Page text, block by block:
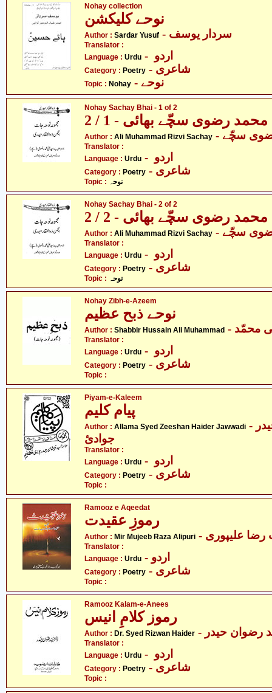
Nohay collection
Author : Sardar Yusuf
Translator :
Language : Urdu
Category : Poetry - شاعری
Topic : Nohay
Nohay Sachay Bhai - 1 of 2
رضوی سچّے بھائی - 1 / 2
Author : Ali Muhammad Rizvi Sachay سچّے
Translator :
Language : Urdu
Category : Poetry - شاعری
Topic : نوحہ
Nohay Sachay Bhai - 2 of 2
رضوی سچّے بھائی - 2 / 2
Author : Ali Muhammad Rizvi Sachay سچّے
Translator :
Language : Urdu
Category : Poetry - شاعری
Topic : نوحہ
Nohay Zibh-e-Azeem
نوحے ذبح عظیم
Author : Shabbir Hussain Ali Muhammad
Translator :
Language : Urdu
Category : Poetry - شاعری
Topic :
Piyam-e-Kaleem
پیام کلیم
Author : Allama Syed Zeeshan Haider Jawwadi - علامہ سیّد ذیشان حیدر
جوادئ
Translator :
Language : Urdu
Category : Poetry - شاعری
Topic :
Ramooz e Aqeedat
رموزِ عقیدت
Author : Mir Mujeeb Raza Alipuri رضا علیپوری
Translator :
Language : Urdu - اردو
Category : Poetry - شاعری
Topic :
Ramooz Kalam-e-Anees
رموز کلامِ انیس
Author : Dr. Syed Rizwan Haider رضوان حیدر
Translator :
Language : Urdu
Category : Poetry - شاعری
Topic :